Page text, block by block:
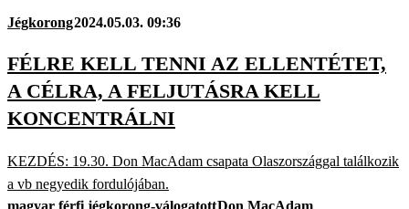
Jégkorong2024.05.03. 09:36
FÉLRE KELL TENNI AZ ELLENTÉTET,
A CÉLRA, A FELJUTÁSRA KELL
KONCENTRÁLNI
KEZDÉS: 19.30. Don MacAdam csapata Olaszországgal találkozik
a vb negyedik fordulójában.
magyar férfi jégkorong-válogatottDon MacAdam